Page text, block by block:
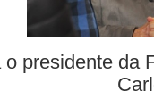
o presidente da